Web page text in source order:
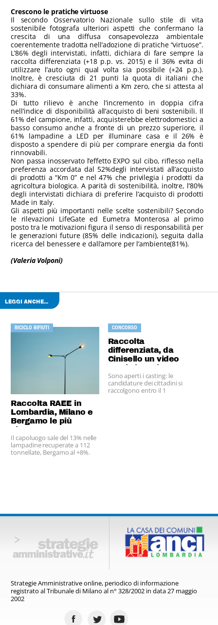
Crescono le pratiche virtuose
Il secondo Osservatorio Nazionale sullo stile di vita
sostenibile fotografa ulteriori aspetti che confermano la
crescita di una diffusa consapevolezza ambientale
coerentemente tradotta nell’adozione di pratiche “virtuose”.
L’86% degli intervistati, infatti, dichiara di fare sempre la
raccolta differenziata (+18 p.p. vs. 2015) e il 36% evita di
utilizzare l’auto ogni qual volta sia possibile (+24 p.p.).
Inoltre, è cresciuta di 21 punti la quota di italiani che
dichiara di consumare alimenti a Km zero, che si attesta al
33%.
Di tutto rilievo è anche l’incremento in doppia cifra
nell’indice di disponibilità all’acquisto di beni sostenibili. Il
61% del campione, infatti, acquisterebbe elettrodomestici a
basso consumo anche a fronte di un prezzo superiore, il
61% lampadine a LED per illuminare casa e il 26% è
disposto a spendere di più per comprare energia da fonti
rinnovabili.
Non passa inosservato l’effetto EXPO sul cibo, riflesso nella
preferenza accordata dal 52%degli intervistati all’acquisto
di prodotti a “Km 0” e nel 47% che privilegia i prodotti da
agricoltura biologica. A parità di sostenibilità, inoltre, l’80%
degli intervistati dichiara di preferire l’acquisto di prodotti
Made in Italy.
Gli aspetti più importanti nelle scelte sostenibili? Secondo
le rilevazioni LifeGate ed Eumetra Monterosa al primo
posto tra le motivazioni figura il senso di responsabilità per
le generazioni future (85% delle indicazioni), seguita dalla
ricerca del benessere e dall’amore per l’ambiente(81%).
(Valeria Volponi)
LEGGI ANCHE...
RICICLO RIFIUTI
Raccolta RAEE in
Lombardia, Milano e
Bergamo le più
virtuose
Il capoluogo sale del 13% nelle
lampadine recuperate a 112
tonnellate, Bergamo al +8%.
CONCORSO
Raccolta
differenziata, da
Cinisello un video
con i giovani
Sono aperti i casting: le
candidature dei cittadini si
raccolgono entro il 1
Strategie Amministrative online, periodico di informazione
registratoal Tribunale di Milano al n° 328/2002 in data 27 maggio
2002